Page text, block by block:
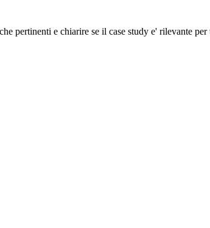
pertinenti e chiarire se il case study e' rilevante per